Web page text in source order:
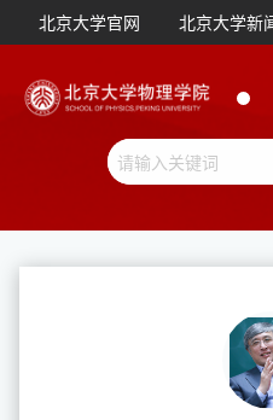
北京大学官网 北京大学新